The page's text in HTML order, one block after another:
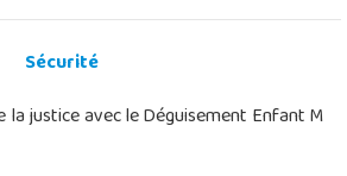
Sécurité
la justice avec le Déguisement Enfant M